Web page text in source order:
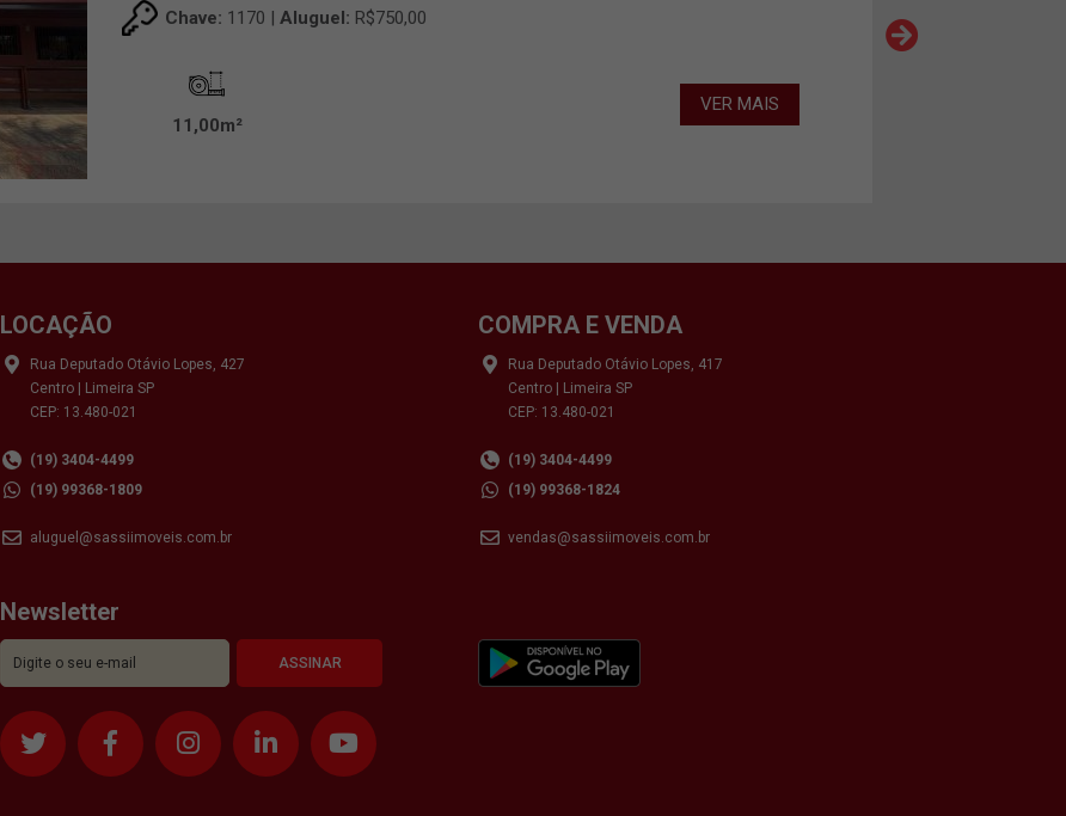
Chave: 1170 |Aluguel: R$750,00
11,00m²
VER MAIS
LOCAÇÃO
Rua Deputado Otávio Lopes, 427
Centro | Limeira SP
CEP: 13.480-021
(19) 3404-4499
(19) 99368-1809
aluguel@sassiimoveis.com.br
COMPRA E VENDA
Rua Deputado Otávio Lopes, 417
Centro | Limeira SP
CEP: 13.480-021
(19) 3404-4499
(19) 99368-1824
vendas@sassiimoveis.com.br
Newsletter